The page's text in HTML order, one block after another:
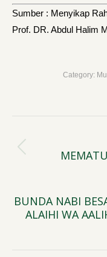
Sumber : Menyikap
Prof. DR. Abdul Halim
Category:
BUNDA NABI
ALAIHI WA